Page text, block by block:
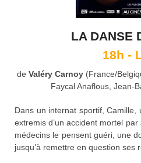
LA DANSE
18h -
de Valéry Carnoy (France/
Faycal Anaflous, Jean-
Dans un internat sportif,
extremis d’un accident mortel
médecins le pensent guéri, une
jusqu’à remettre en question ses